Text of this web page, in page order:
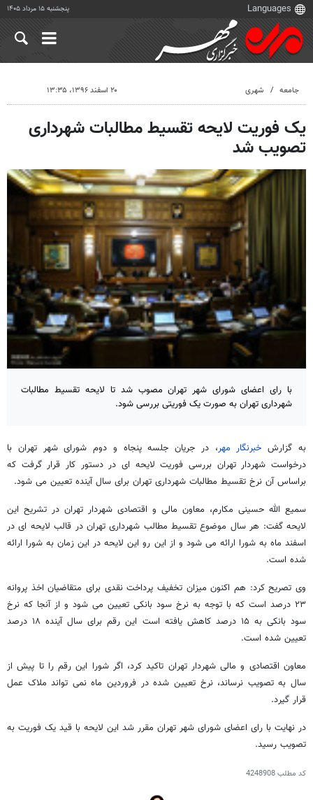
پنجشنبه ۱۵ مرداد ۱۴۰۵
جامعه شهری ۲۰ اسفند ۱۳۹۶، ۱۳:۳۵
یک فوریت لایحه تقسیط مطالبات شهرداری
تصویب شد
با رای اعضای شورای شهر تهران مصوب شد تا لایحه تقسیط مطالبات
شهرداری تهران به صورت یک فوریتی بررسی شود.
به گزارش خبرنگار مهر، در جریان جلسه پنجاه و دوم شورای شهر تهران با
درخواست شهردار تهران بررسی فوریت لایحه ای در دستور کار قرار گرفت که
براساس آن نرخ تقسیط مطالبات شهرداری تهران برای سال آینده تعیین می شود.
سمیع الله حسینی مکارم، معاون مالی و اقتصادی شهردار تهران در تشریح این
لایحه گفت: هر سال موضوع تقسیط مطالب شهرداری تهران در قالب لایحه ای در
اسفند ماه به شورا ارائه می شود و از این رو این لایحه در این زمان به شورا ارائه
شده است.
وی تصریح کرد: هم اکنون میزان تخفیف پرداخت نقدی برای متقاضیان اخذ پروانه
۲۳ درصد است که با توجه به نرخ سود بانکی تعیین می شود و از آنجا که نرخ
سود بانکی به ۱۵ درصد کاهش یافته است این رقم برای سال آینده ۱۸ درصد
تعیین شده است.
معاون اقتصادی و مالی شهردار تهران تاکید کرد، اگر شورا این رقم را تا پیش از
سال به تصویب نرساند، نرخ تعیین شده در فروردین ماه نمی تواند ملاک عمل
قرار گیرد.
در نهایت با رای اعضای شورای شهر تهران مقرر شد این لایحه با قید یک فوریت به
تصویب رسید.
کد مطلب4248908